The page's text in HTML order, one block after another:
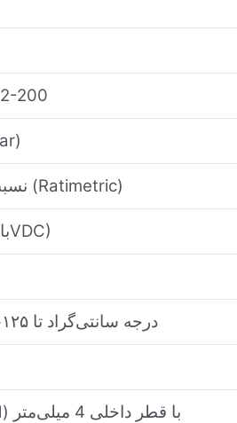
200
میلی‌ولت (mV) نسبت‌سنج (Ratimetric)
60±20 mV (با تحریک 5VDC)
۴۰- درجه سانتی‌گراد تا ۱۲۵+ درجه سانتی‌گراد
اتصال خاردار (Barbed) با قطر داخلی 4 میلی‌متر